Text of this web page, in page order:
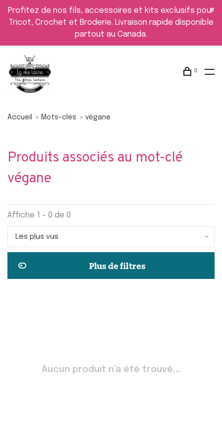
Profitez de nos fils, accessoires et kits exclusifs pour
Tricot, Crochet et Broderie. Livraison rapide disponible
partout au Canada.
0
Accueil Mots-clés végane
Produits associés au mot-clé
végane
Affiche 1 - 0 de 0
Les plus vus
Plus de filtres
Aucun produit n'a été trouvé...